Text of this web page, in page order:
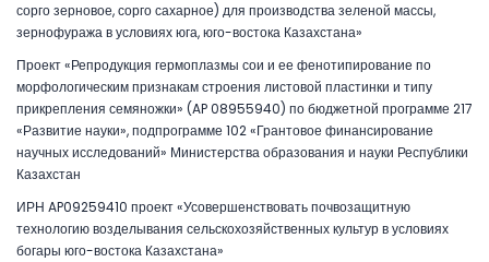
сорго зерновое, сорго сахарное) для производства зеленой массы,
зернофуража в условиях юга, юго-востока Казахстана»
Проект «Репродукция гермоплазмы сои и ее фенотипирование по
морфологическим признакам строения листовой пластинки и типу
прикрепления семяножки» (AP 08955940) по бюджетной программе 217
«Развитие науки», подпрограмме 102 «Грантовое финансирование
научных исследований» Министерства образования и науки Республики
Казахстан
ИРН AP09259410 проект «Усовершенствовать почвозащитную
технологию возделывания сельскохозяйственных культур в условиях
богары юго-востока Казахстана»